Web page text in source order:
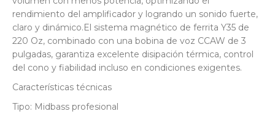
rendimiento del amplificador y logrando un sonido fuerte,
claro y dinámico.El sistema magnético de ferrita Y35 de
220 Oz, combinado con una bobina de voz CCAW de 3
pulgadas, garantiza excelente disipación térmica, control
del cono y fiabilidad incluso en condiciones exigentes.
Características técnicas
Tipo: Midbass profesional